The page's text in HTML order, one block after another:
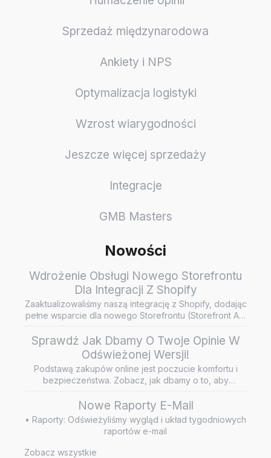
Sprzedaż międzynarodowa
Ankiety i NPS
Optymalizacja logistyki
Wzrost wiarygodności
Jeszcze więcej sprzedaży
Integracje
GMB Masters
Nowości
Wdrożenie Obsługi Nowego Storefrontu
Dla Integracji Z Shopify
Zaaktualizowaliśmy naszą integrację z Shopify, dodając
pełne wsparcie dla nowego Storefrontu (Storefront API
Sprawdź Jak Dbamy O Twoje Opinie W
Odświeżonej Wersji!
Podstawą zakupów online jest poczucie komfortu i
bezpieczeństwa. Zobacz, jak dbamy o to, aby
Nowe Raporty E-Mail
• Raporty: Odświeżyliśmy wygląd i układ tygodniowych
raportów e-mail
Zobacz wszystkie